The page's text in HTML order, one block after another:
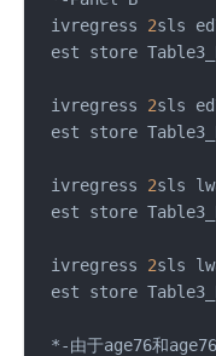
ivregress 2sls
est store
ivregress 2sls
est store
ivregress 2sls
est store
ivregress 2sls
est store
*-由于age76和